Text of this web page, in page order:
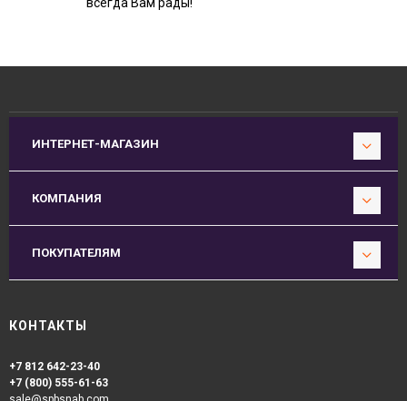
ИНТЕРНЕТ-МАГАЗИН
КОМПАНИЯ
ПОКУПАТЕЛЯМ
КОНТАКТЫ
+7 812 642-23-40
+7 (800) 555-61-63